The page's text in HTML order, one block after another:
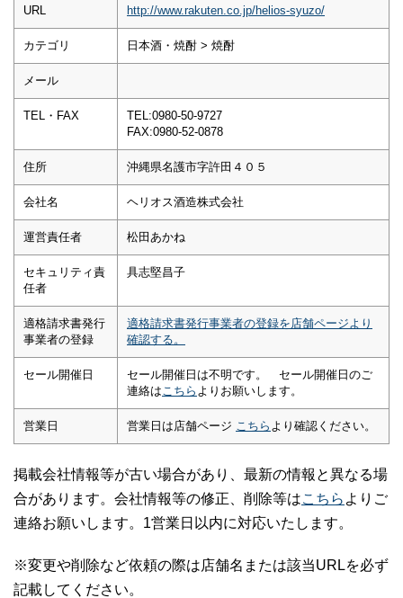
URL http://www.rakuten.co.jp/helios-syuzo/
カテゴリ 日本酒・焼酎 > 焼酎
メール
TEL・FAX
TEL:0980-50-9727
FAX:0980-52-0878
住所 沖縄県名護市字許田４０５
会社名 ヘリオス酒造株式会社
運営責任者 松田あかね
セキュリティ責
任者
具志堅昌子
適格請求書発行
事業者の登録
適格請求書発行事業者の登録を店舗ページより
確認する。
セール開催日
セール開催日は不明です。 セール開催日のご
連絡は こちら よりお願いします。
営業日 営業日は店舗ページ こちら より確認ください。
掲載会社情報等が古い場合があり、最新の情報と異なる場
合があります。会社情報等の修正、削除等はこちら よりご
連絡お願いします。1営業日以内に対応いたします。
※変更や削除など依頼の際は店舗名または該当URLを必ず
記載してください。